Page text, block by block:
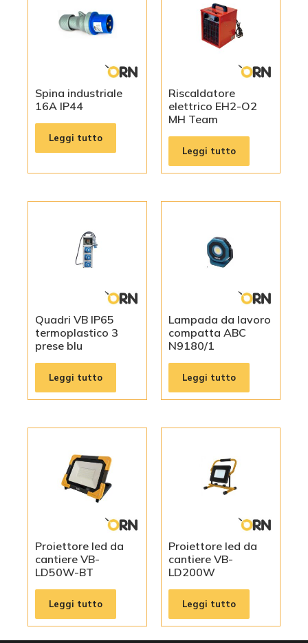
Spina industriale
16A IP44
Leggi tutto
Riscaldatore
elettrico EH2-O2
MH Team
Leggi tutto
Quadri VB IP65
termoplastico 3
prese blu
Leggi tutto
Lampada da lavoro
compatta ABC
N9180/1
Leggi tutto
Proiettore led da
cantiere VB-
LD50W-BT
Leggi tutto
Proiettore led da
cantiere VB-
LD200W
Leggi tutto